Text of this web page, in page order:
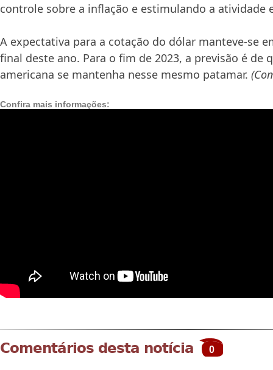
controle sobre a inflação e estimulando a atividade
A expectativa para a cotação do dólar manteve-se
final deste ano. Para o fim de 2023, a previsão é de
americana se mantenha nesse mesmo patamar.
Confira mais informações:
Comentários desta notícia 0